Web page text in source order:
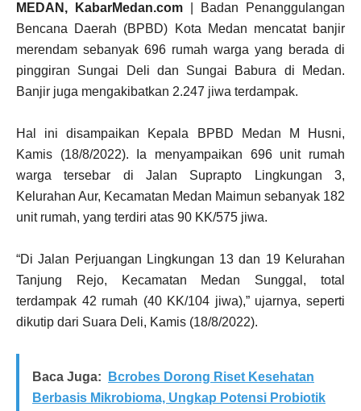
MEDAN, KabarMedan.com | Badan Penanggulangan
Bencana Daerah (BPBD) Kota Medan mencatat banjir
merendam sebanyak 696 rumah warga yang berada di
pinggiran Sungai Deli dan Sungai Babura di Medan.
Banjir juga mengakibatkan 2.247 jiwa terdampak.
Hal ini disampaikan Kepala BPBD Medan M Husni,
Kamis (18/8/2022). Ia menyampaikan 696 unit rumah
warga tersebar di Jalan Suprapto Lingkungan 3,
Kelurahan Aur, Kecamatan Medan Maimun sebanyak 182
unit rumah, yang terdiri atas 90 KK/575 jiwa.
“Di Jalan Perjuangan Lingkungan 13 dan 19 Kelurahan
Tanjung Rejo, Kecamatan Medan Sunggal, total
terdampak 42 rumah (40 KK/104 jiwa),” ujarnya, seperti
dikutip dari Suara Deli, Kamis (18/8/2022).
Baca Juga:
Bcrobes Dorong Riset Kesehatan
Berbasis Mikrobioma, Ungkap Potensi Probiotik